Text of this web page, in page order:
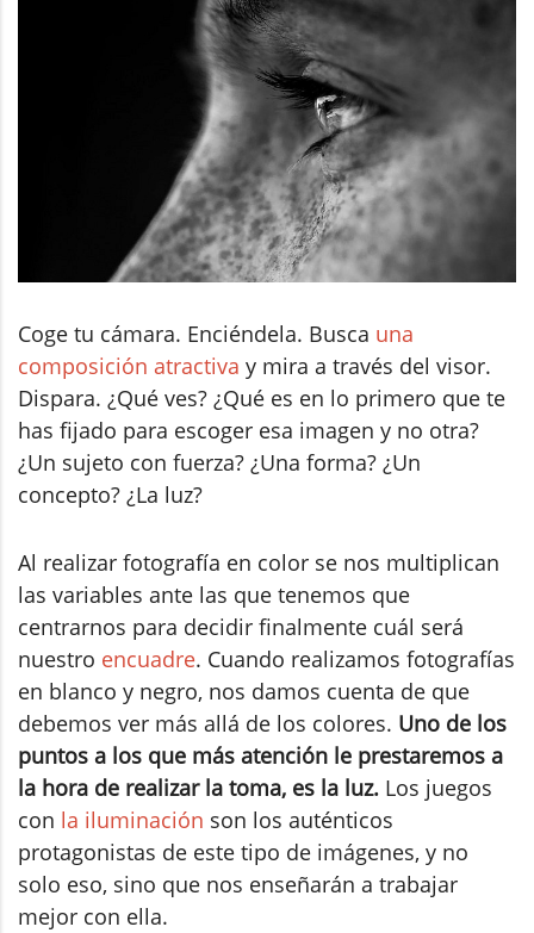
Coge tu cámara. Enciéndela. Busca una
composición atractiva y mira a través del visor.
Dispara. ¿Qué ves? ¿Qué es en lo primero que te
has fijado para escoger esa imagen y no otra?
¿Un sujeto con fuerza? ¿Una forma? ¿Un
concepto? ¿La luz?
Al realizar fotografía en color se nos multiplican
las variables ante las que tenemos que
centrarnos para decidir finalmente cuál será
nuestro encuadre. Cuando realizamos fotografías
en blanco y negro, nos damos cuenta de que
debemos ver más allá de los colores. Uno de los
puntos a los que más atención le prestaremos a
la hora de realizar la toma, es la luz. Los juegos
con la iluminación son los auténticos
protagonistas de este tipo de imágenes, y no
solo eso, sino que nos enseñarán a trabajar
mejor con ella.